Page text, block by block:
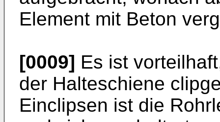
Element mit Beton
[0009] Es ist
der Halteschiene
Einclipsen ist die